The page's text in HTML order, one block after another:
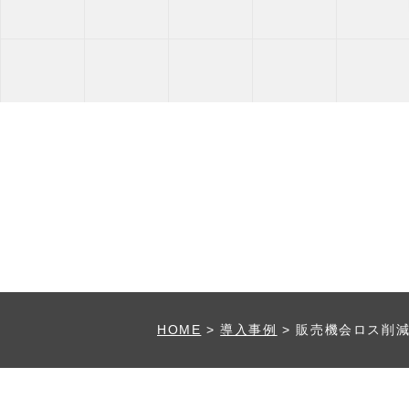
HOME >導入事例 >販売機会ロス削